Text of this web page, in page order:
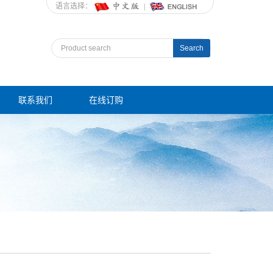
语言选择：
Search
联系我们 在线订购